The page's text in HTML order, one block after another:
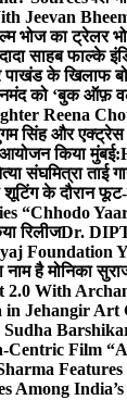
Jeevan
भोज का ट्रेलर
साहब फाल्के
के खिलाफ
को ‘बुक ऑफ़
Reena
सिंह और एक्ट्रेस
आयोजन किया मुंबई:
संघमित्रा ताई
शूटिंग के दौरान
“Chhodo
रिलीजDr.
Foundation
है मोनिका
With
in Jehangir Art
Centric Film
Among